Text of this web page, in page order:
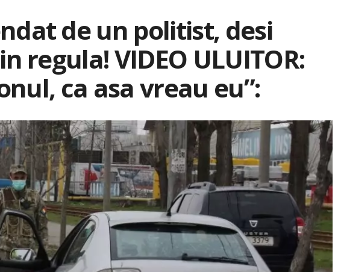
de un politist, desi
regula! VIDEO ULUITOR:
ca asa vreau eu”: